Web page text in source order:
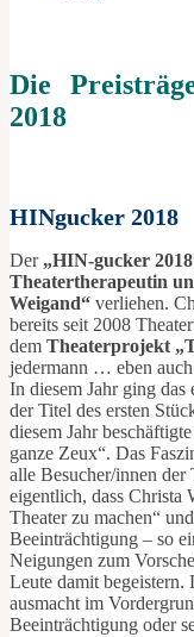
Die
2018
HINgucker 2018
Der „HIN-gucker
Theatertherapeutin
Weigand“ verliehen.
bereits seit 2008
dem Theaterprojekt
jedermann … eben
In diesem Jahr ging
der Titel des ersten
diesem Jahr
ganze Zeux“. Das
alle Besucher/innen der
eigentlich, dass Christa
Theater zu machen“
Beeinträchtigung – so
Neigungen zum
Leute damit begeistern.
ausmacht im
Beeinträchtigung oder